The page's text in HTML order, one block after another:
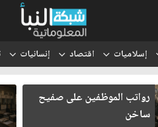
إسلاميات اقتصاد إنسانيات
رواتب الموظفين على صفيح
ساخن